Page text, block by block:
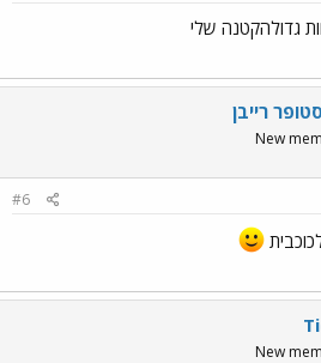
גדולהקטנה שלי
רייבן
New
#6
New